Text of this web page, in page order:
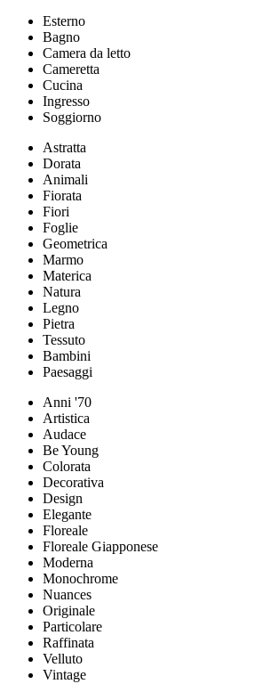
Esterno
Bagno
Camera da letto
Cameretta
Cucina
Ingresso
Soggiorno
Astratta
Dorata
Animali
Fiorata
Fiori
Foglie
Geometrica
Marmo
Materica
Natura
Legno
Pietra
Tessuto
Bambini
Paesaggi
Anni '70
Artistica
Audace
Be Young
Colorata
Decorativa
Design
Elegante
Floreale
Floreale Giapponese
Moderna
Monochrome
Nuances
Originale
Particolare
Raffinata
Velluto
Vintage